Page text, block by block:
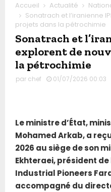
Accueil Actualité
Sonatrach et l’iranienne
projets dans la pétrochimie
Sonatrach et
explorent de
la pétrochimie
par chef 01/07/2026 00:03
Le ministre d’État,
Mohamed Arkab, a
2026 au siège de son
Ekhteraei, président
Industrial Pioneers
accompagné du